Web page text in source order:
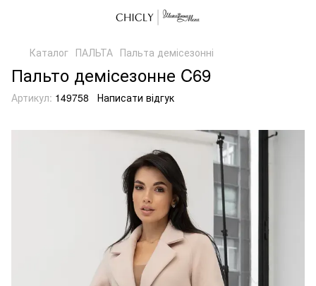
Каталог ПАЛЬТА Пальта демісезонні
Пальто демісезонне C69
Артикул: 149758 Написати відгук